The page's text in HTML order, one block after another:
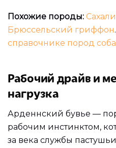
Похожие породы:
Брюссельский гриффон
справочнике пород
Рабочий драйв и
нагрузка
Арденнский бувье —
рабочим инстинктом,
за века службы